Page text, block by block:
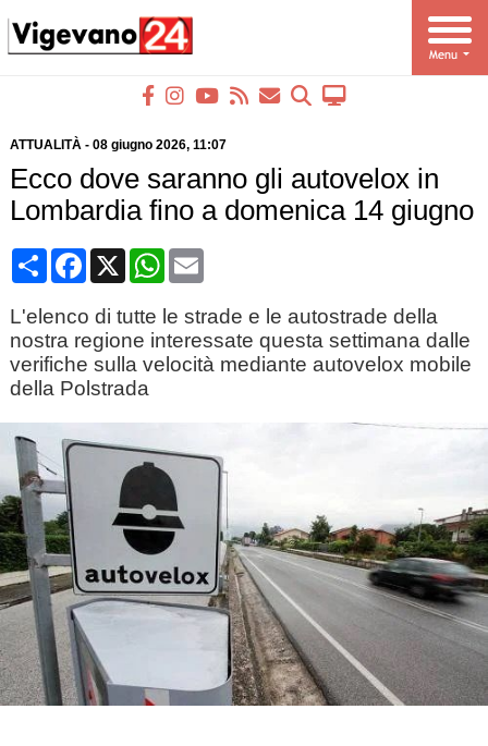
ATTUALITÀ- 08 giugno 2026, 11:07
Ecco dove saranno gli autovelox in
Lombardia fino a domenica 14 giugno
CondividiFacebook
X WhatsApp
Email
L'elenco di tutte le strade e le autostrade della
nostra regione interessate questa settimana dalle
verifiche sulla velocità mediante autovelox mobile
della Polstrada